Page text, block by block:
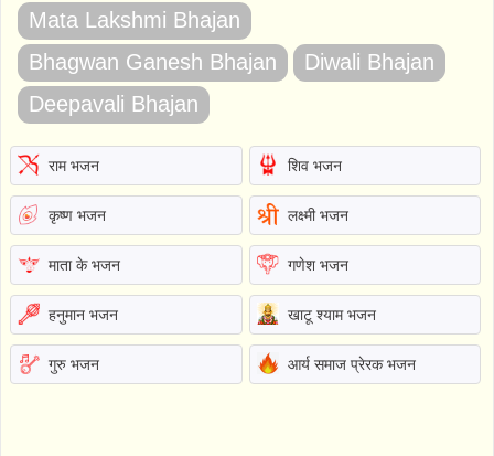
Mata Lakshmi Bhajan
Bhagwan Ganesh Bhajan
Diwali Bhajan
Deepavali Bhajan
राम भजन शिव भजन
कृष्ण भजन लक्ष्मी भजन
माता के भजन गणेश भजन
हनुमान भजन खाटू श्याम भजन
गुरु भजन आर्य समाज प्रेरक भजन